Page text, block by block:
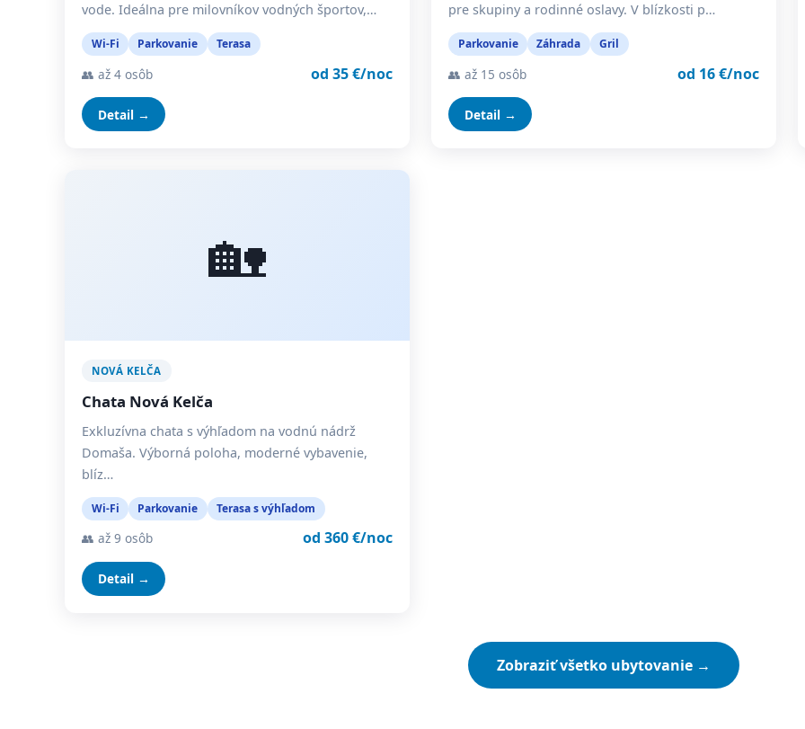
vode. Ideálna pre milovníkov vodných športov,…
Wi-Fi Parkovanie Terasa
👥 až 4 osôb od 35 €/noc
Detail →
pre skupiny a rodinné oslavy. V blízkosti p…
Parkovanie Záhrada Gril
👥 až 15 osôb od 16 €/noc
Detail →
🏡
NOVÁ KELČA
Chata Nová Kelča
Exkluzívna chata s výhľadom na vodnú nádrž
Domaša. Výborná poloha, moderné vybavenie,
blíz…
Wi-Fi Parkovanie Terasa s výhľadom
👥 až 9 osôb od 360 €/noc
Detail →
Zobraziť všetko ubytovanie →